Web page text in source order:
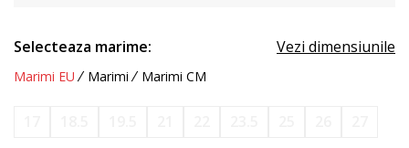
Selecteaza marime: Vezi dimensiunile
Marimi EU Marimi Marimi CM